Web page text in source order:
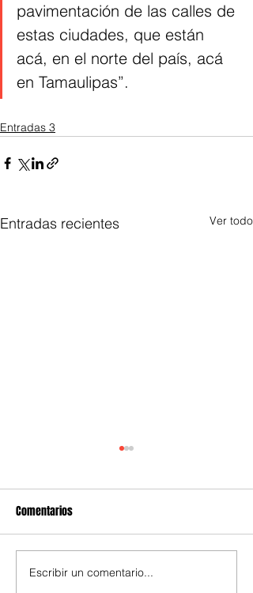
pavimentación de las calles de
estas ciudades, que están
acá, en el norte del país, acá
en Tamaulipas”.
Entradas 3
Entradas recientes Ver todo
Sheinbaum anuncia
Comentarios
Escribir un comentario...